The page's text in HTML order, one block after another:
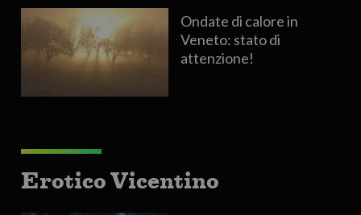
Ondate di calore in
Veneto: stato di
attenzione!
Erotico Vicentino